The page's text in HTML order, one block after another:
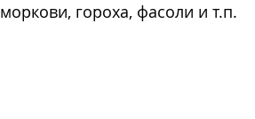
моркови, гороха, фасоли и т.п.